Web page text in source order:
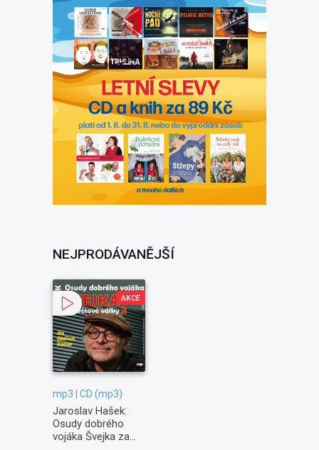
NEJPRODÁVANĚJŠÍ
AKCE
mp3 | CD (mp3)
Jaroslav Hašek:
Osudy dobrého
vojáka Švejka za